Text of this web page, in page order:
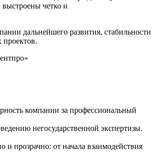
четко и
дальнейшего развития, стабильности
компании за профессиональный
негосударственной экспертизы.
и прозрачно: от начала взаимодействия